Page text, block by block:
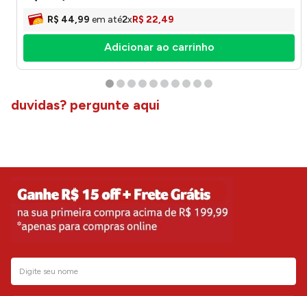
R$ 44,99 em até2xR$ 22,49
Adicionar ao carrinho
duvidas? pergunte aqui